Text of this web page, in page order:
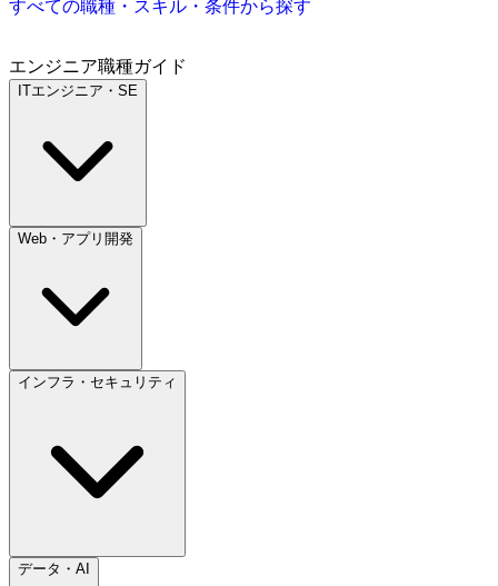
すべての職種・スキル・条件から探す
エンジニア職種ガイド
ITエンジニア・SE
Web・アプリ開発
インフラ・セキュリティ
データ・AI